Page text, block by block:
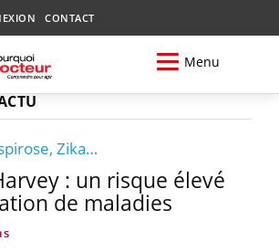
CONTACT
Menu
Zika…
: un risque élevé
de maladies